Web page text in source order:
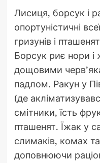
Лисиця, борсук і
опортуністичні
гризунів і
Борсук риє нори
дощовими
падлом. Ракун у
(де
смітники, їсть
пташенят. Їжак у
слимаків, комах
доповнюючи